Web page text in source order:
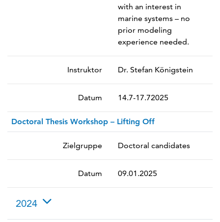
with an interest in
marine systems – no
prior modeling
experience needed.
Instruktor Dr. Stefan Königstein
Datum 14.7-17.72025
Doctoral Thesis Workshop – Lifting Off
Zielgruppe Doctoral candidates
Datum 09.01.2025
2024